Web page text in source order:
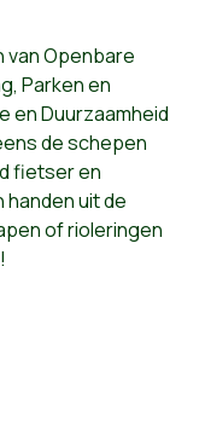
van Openbare
Parken en
en Duurzaamheid
de schepen
fietser en
uit de
of rioleringen